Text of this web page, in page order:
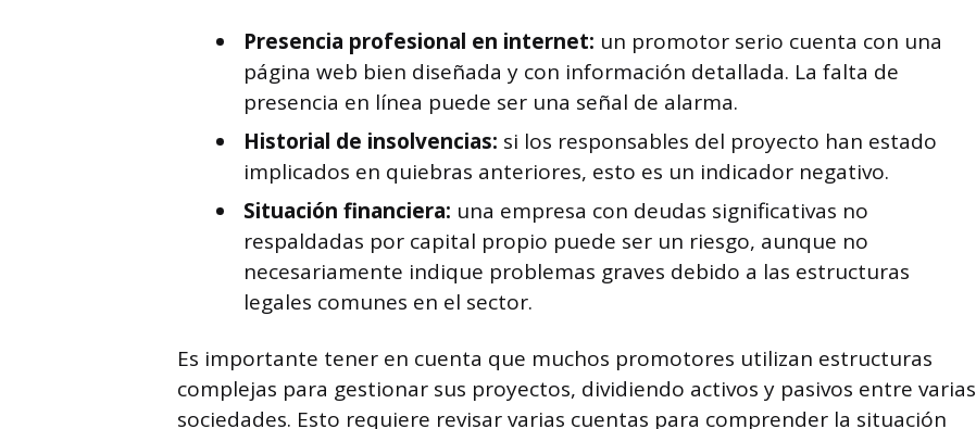
Presencia profesional en internet: un promotor serio cuenta con una
página web bien diseñada y con información detallada. La falta de
presencia en línea puede ser una señal de alarma.
Historial de insolvencias: si los responsables del proyecto han estado
implicados en quiebras anteriores, esto es un indicador negativo.
Situación financiera: una empresa con deudas significativas no
respaldadas por capital propio puede ser un riesgo, aunque no
necesariamente indique problemas graves debido a las estructuras
legales comunes en el sector.
Es importante tener en cuenta que muchos promotores utilizan estructuras
complejas para gestionar sus proyectos, dividiendo activos y pasivos entre varias
sociedades. Esto requiere revisar varias cuentas para comprender la situación